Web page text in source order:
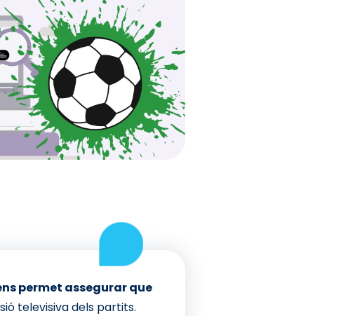
permet assegurar que
televisiva dels partits.